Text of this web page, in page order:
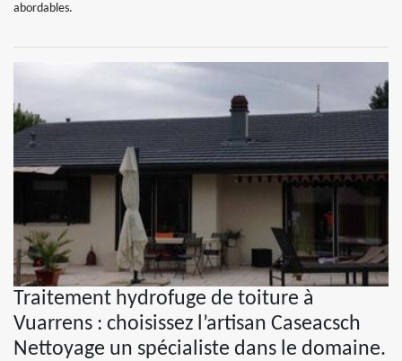
abordables.
Traitement hydrofuge de toiture à
Vuarrens : choisissez l’artisan Caseacsch
Nettoyage un spécialiste dans le domaine.